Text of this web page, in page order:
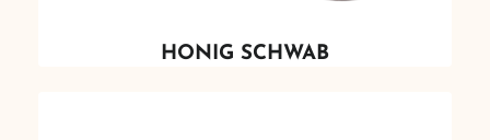
HONIG SCHWAB